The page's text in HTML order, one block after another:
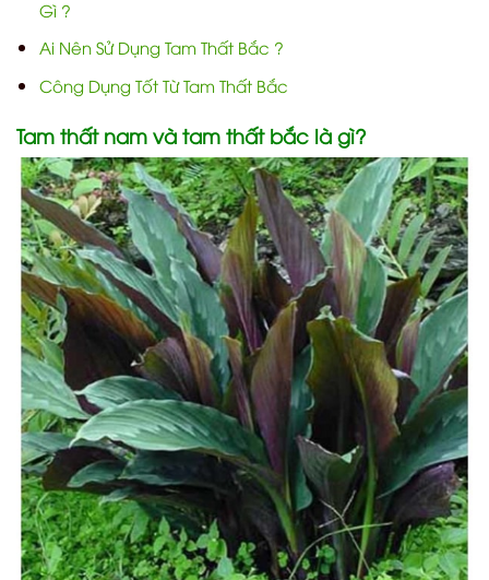
Gì ?
Ai Nên Sử Dụng Tam Thất Bắc ?
Công Dụng Tốt Từ Tam Thất Bắc
Tam thất nam và tam thất bắc là gì?